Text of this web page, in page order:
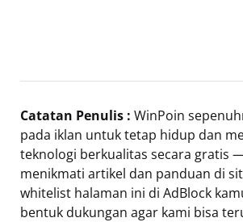
Catatan Penulis : WinPoin
pada iklan untuk tetap hidup dan
teknologi berkualitas secara gratis
menikmati artikel dan panduan di
whitelist halaman ini di AdBlock
bentuk dukungan agar kami bisa